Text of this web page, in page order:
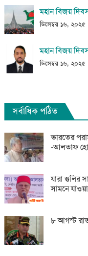
মহান বিজয়
ডিসেম্বর ১৬, ২০২৫
মহান বিজয়
ডিসেম্বর ১৬, ২০২৫
সর্বাধিক পঠিত
ভারতের
-আলতাফ
যারা গুলির
সামনে
৮ আগস্ট রাত